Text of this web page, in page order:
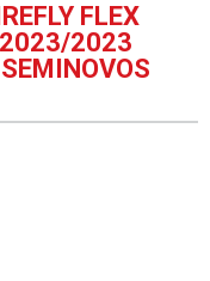
FLEX
2023/2023